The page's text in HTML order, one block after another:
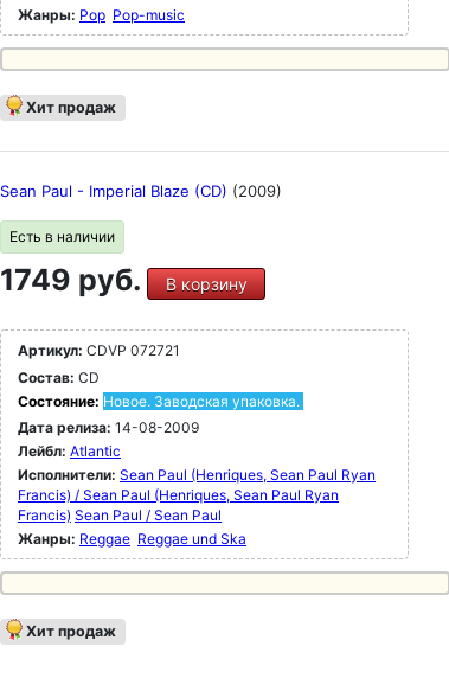
Жанры: Pop Pop-music
Хит продаж
Sean Paul - Imperial Blaze (CD) (2009)
Есть в наличии
1749 руб. В корзину
Артикул: CDVP 072721
Состав: CD
Состояние: Новое. Заводская упаковка.
Дата релиза: 14-08-2009
Лейбл: Atlantic
Исполнители: Sean Paul (Henriques, Sean Paul Ryan
Francis) / Sean Paul (Henriques, Sean Paul Ryan
Francis) Sean Paul / Sean Paul
Жанры: Reggae Reggae und Ska
Хит продаж